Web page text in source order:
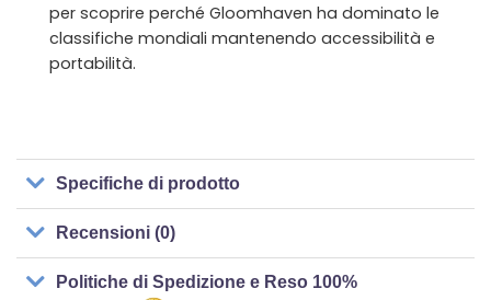
per scoprire perché Gloomhaven ha dominato le
classifiche mondiali mantenendo accessibilità e
portabilità.
Specifiche di prodotto
Recensioni (0)
Politiche di Spedizione e Reso 100%